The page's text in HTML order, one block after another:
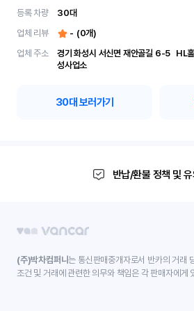
등록 차량 30대
업체 리뷰
- (0개)
업체 주소
경기 화성시 서신면 재안골길 6-5	 HL홀딩스Flee t-ON 화
성사업소
30대 보러가기
반납/환불 정책 및
(주)박차컴퍼니는 통신판매중개자로서 반카의 거래
조건 및 거래에 관련한 의무와 책임은 각 판매자에게